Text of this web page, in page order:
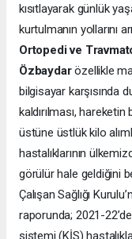
kısıtlayarak günlük
kurtulmanın yollarını
Ortopedi ve
Özbaydarözellikle
bilgisayar karşısında
kaldırılması,
üstüne üstlük kilo
hastalıklarının
görülür hale geldiğini
Çalışan Sağlığı
raporunda; 2021-
sistemi (KİS)